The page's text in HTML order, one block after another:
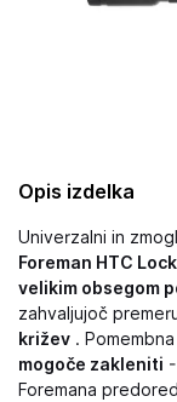
Opis izdelka
Univerzalni in
Foreman HTC Lock
velikim obsegom
zahvaljujoč
križev .
mogoče zakleniti
Foremana